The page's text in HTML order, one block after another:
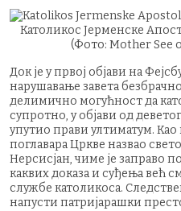
Католикос Јерменске
(Фото: Mother See
Док је у првој објави на
нарушавање завета
делимично могућност да
супротно, у објави од
упутио прави ултиматум. Као
поглавара Цркве назвао
Нерсисјан, чиме је заправо
каквих доказа и суђења већ
службе католикоса.
напусти патријарашки